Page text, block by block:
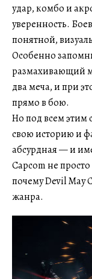
удар, комбо и
уверенность.
понятной,
Особенно
размахивающий
два меча, и при
прямо в бою.
Но под всем этим
свою историю и
абсурдная — и
Capcom не
почему Devil May
жанра.